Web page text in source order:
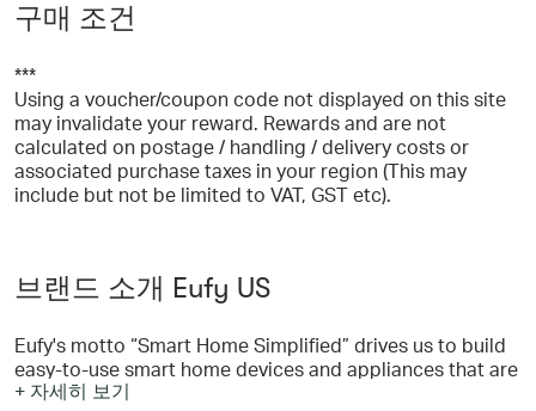
구매 조건
***
Using a voucher/coupon code not displayed on this site
may invalidate your reward. Rewards and are not
calculated on postage / handling / delivery costs or
associated purchase taxes in your region (This may
include but not be limited to VAT, GST etc).
브랜드 소개 Eufy US
Eufy's motto “Smart Home Simplified” drives us to build
easy-to-use smart home devices and appliances that are
designed to enhance your life. As a part of Anker
+ 자세히 보기